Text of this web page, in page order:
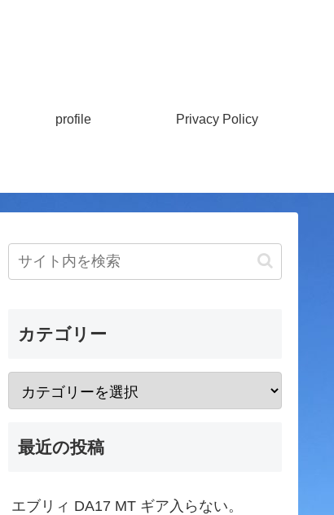
profile Privacy Policy
カテゴリー
最近の投稿
エブリィ DA17 MT ギア入らない。